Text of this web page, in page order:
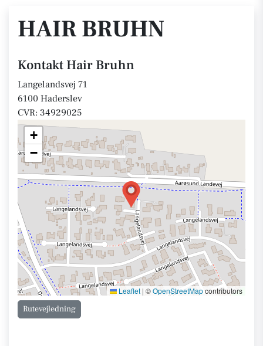
HAIR BRUHN
Kontakt Hair Bruhn
Langelandsvej 71
6100 Haderslev
CVR: 34929025
+
−
Leaflet | ©OpenStreetMapcontributors
Rutevejledning